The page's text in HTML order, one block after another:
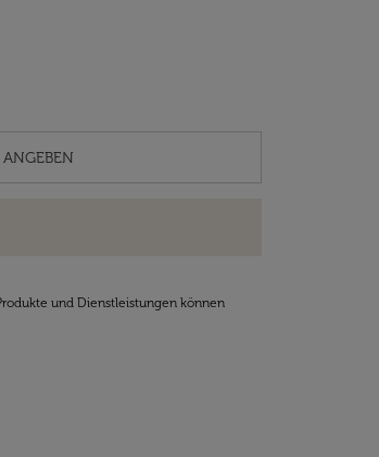
und Dienstleistungen können